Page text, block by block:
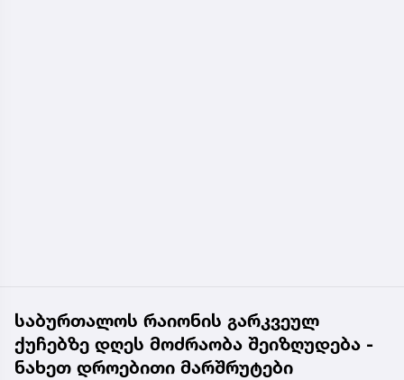
საბურთალოს რაიონის გარკვეულ
ქუჩებზე დღეს მოძრაობა შეიზღუდება -
ნახეთ დროებითი მარშრუტები